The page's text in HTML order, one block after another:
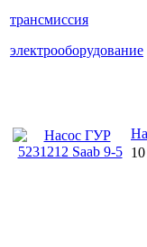
трансмиссия
электрооборудование